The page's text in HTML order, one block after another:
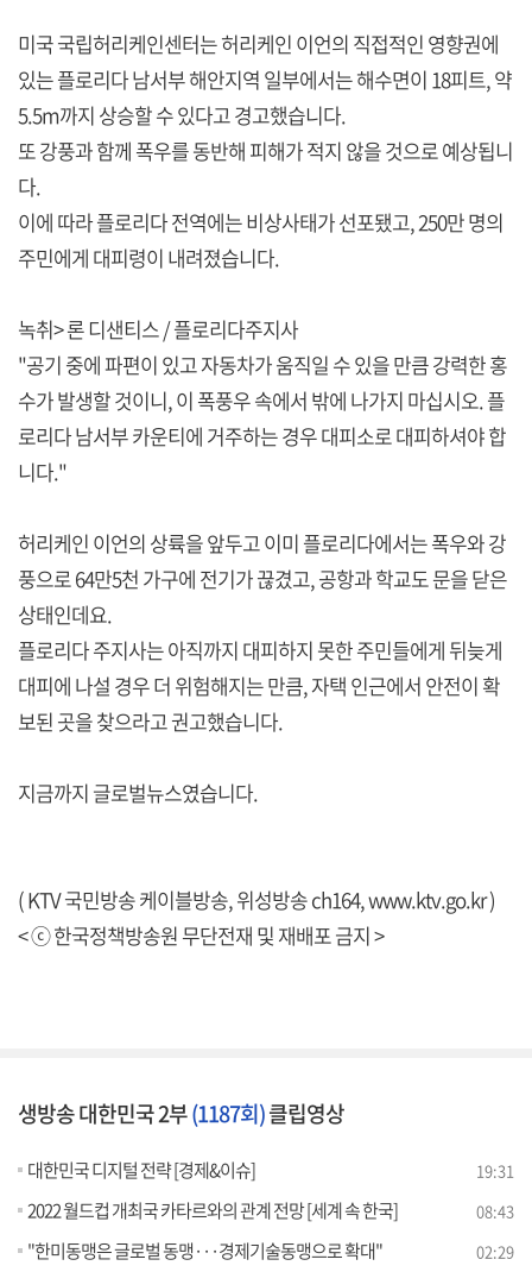
미국 국립허리케인센터는 허리케인 이언의 직접적인 영향권에
있는 플로리다 남서부 해안지역 일부에서는 해수면이 18피트, 약
5.5m까지 상승할 수 있다고 경고했습니다.
또 강풍과 함께 폭우를 동반해 피해가 적지 않을 것으로 예상됩니
다.
이에 따라 플로리다 전역에는 비상사태가 선포됐고, 250만 명의
주민에게 대피령이 내려졌습니다.
녹취> 론 디샌티스 / 플로리다주지사
"공기 중에 파편이 있고 자동차가 움직일 수 있을 만큼 강력한 홍
수가 발생할 것이니, 이 폭풍우 속에서 밖에 나가지 마십시오. 플
로리다 남서부 카운티에 거주하는 경우 대피소로 대피하셔야 합
니다."
허리케인 이언의 상륙을 앞두고 이미 플로리다에서는 폭우와 강
풍으로 64만5천 가구에 전기가 끊겼고, 공항과 학교도 문을 닫은
상태인데요.
플로리다 주지사는 아직까지 대피하지 못한 주민들에게 뒤늦게
대피에 나설 경우 더 위험해지는 만큼, 자택 인근에서 안전이 확
보된 곳을 찾으라고 권고했습니다.
지금까지 글로벌뉴스였습니다.
( KTV 국민방송 케이블방송, 위성방송 ch164,www.ktv.go.kr)
< ⓒ 한국정책방송원 무단전재 및 재배포 금지 >
생방송 대한민국 2부(1187회)클립영상
대한민국 디지털 전략 [경제&이슈] 19:31
2022 월드컵 개최국 카타르와의 관계 전망 [세계 속 한국] 08:43
"한미동맹은 글로벌 동맹···경제기술동맹으로 확대" 02:29